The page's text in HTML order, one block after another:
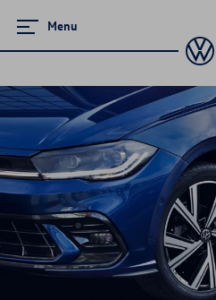
Menu
Ubezpieczenia
Ubezpieczenie
Wznowienie
Ubezpieczenie opon